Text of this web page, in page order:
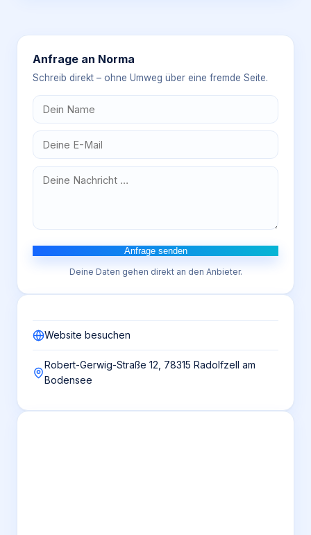
Anfrage an Norma
Schreib direkt – ohne Umweg über eine fremde Seite.
Anfrage senden
Deine Daten gehen direkt an den Anbieter.
Website besuchen
Robert-Gerwig-Straße 12, 78315 Radolfzell am
Bodensee